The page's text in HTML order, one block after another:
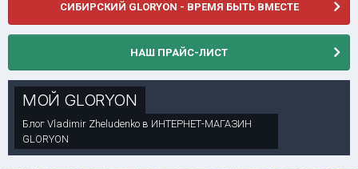
СИБИРСКИЙ GLORYON - ВРЕМЯ БЫТЬ ВМЕСТЕ
НАШ ПРАЙС-ЛИСТ
МОЙ GLORYON
Блог Vladimir Zheludenko в ИНТЕРНЕТ-МАГАЗИН
GLORYON